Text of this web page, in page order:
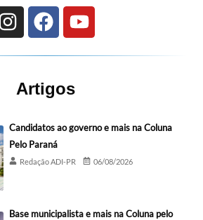
Artigos
Candidatos ao governo e mais na Coluna
Pelo Paraná
Redação ADI-PR 06/08/2026
Base municipalista e mais na Coluna pelo